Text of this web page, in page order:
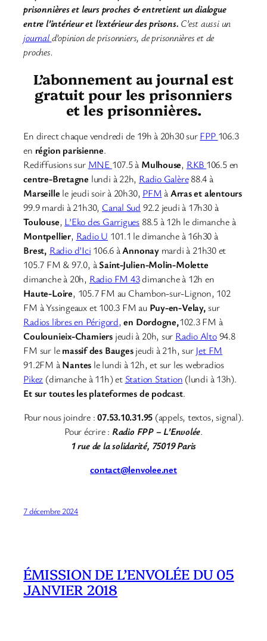
prisonnières et leurs proches & entretient un dialogue
entre l’intérieur et l’extérieur des prisons. C’est aussi un
journald’opinion de prisonniers, de prisonnières et de
proches.
L’abonnement au journal est
gratuit pour les prisonniers
et les prisonnières.
En direct chaque vendredi de 19h à 20h30 surFPP 106.3
en région parisienne.
Rediffusions sur MNE 107.5 à Mulhouse, RKB 106.5 en
centre-Bretagne lundi à 22h, Radio Galère88.4 à
Marseille le jeudi soir à 20h30, PFMàArras et alentours
99.9 mardi à 21h30, Canal Sud 92.2 jeudi à 17h30 à
Toulouse, L’Eko des Garrigues 88.5 à 12h le dimanche à
Montpellier, Radio U 101.1 le dimanche à 16h30 à
Brest, Radio d’Ici 106.6 àAnnonay mardi à 21h30 et
105.7 FM & 97.0, àSaint-Julien-Molin-Molette
dimanche à 20h, Radio FM 43dimanche à 12h en
Haute-Loire, 105.7 FM au Chambon-sur-Lignon, 102
FM à Yssingeaux et 100.3 FM au Puy-en-Velay,sur
Radios libres en Périgord, en Dordogne,102.3 FM à
Coulounieix-Chamiers jeudi à 20h, sur Radio Alto94.8
FM sur lemassif des Baugesjeudi à 21h, sur Jet FM
91.2FM àNantes le lundi à 12h, et sur les webradios
Pikez (dimanche à 11h) et Station Station (lundi à 13h).
Et sur toutes les plateformes de podcast.
Pour nous joindre :07.53.10.31.95 (appels, textos, signal).
Pour écrire : Radio FPP – L’Envolée.
1 rue de la solidarité, 75019 Paris
contact@lenvolee.net
7 décembre 2024
ÉMISSION DE L’ENVOLÉE DU 05
JANVIER 2018